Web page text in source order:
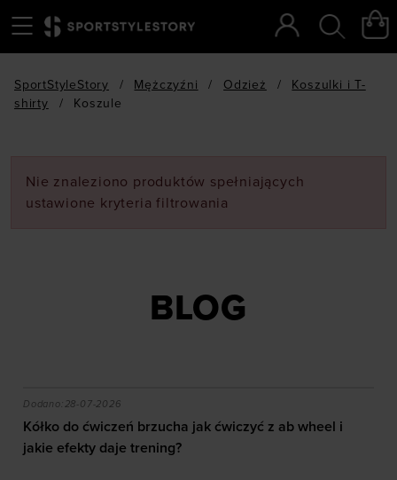
SportStyleStory / Mężczyźni / Odzież /
Koszulki i T-
shirty
/ Koszule
Nie znaleziono produktów spełniających
ustawione kryteria filtrowania
BLOG
Kółko do ćwiczeń brzucha jak ćwiczyć z ab wheel i
Dodano:28-07-2026
Kółko do ćwiczeń brzucha jak ćwiczyć z ab wheel i
jakie efekty daje trening?